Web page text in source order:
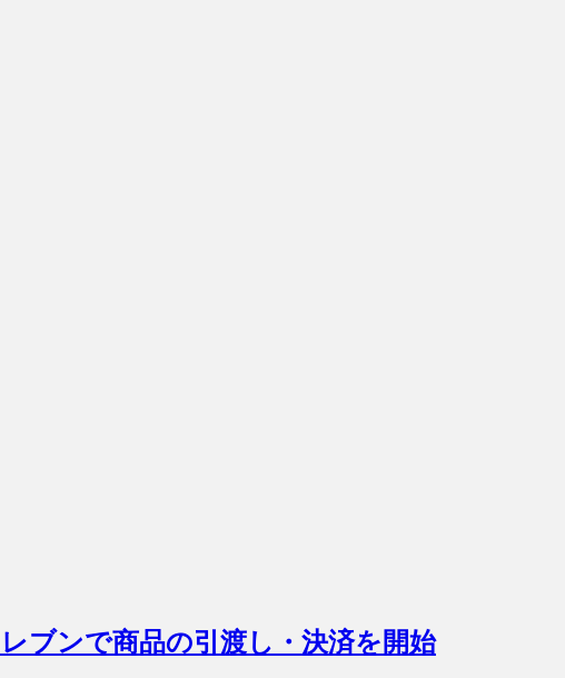
ブンで商品の引渡し・決済を開始